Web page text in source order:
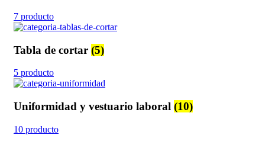
7 producto
Tabla de cortar (5)
5 producto
Uniformidad y vestuario laboral (10)
10 producto